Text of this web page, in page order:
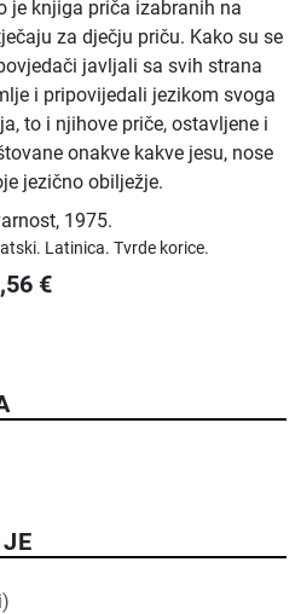
je knjiga priča izabranih na
za dječju priču. Kako su se
javljali sa svih strana
i pripovijedali jezikom svoga
to i njihove priče, ostavljene i
onakve kakve jesu, nose
jezično obilježje.
, 1975.
Latinica.Tvrde korice.
€